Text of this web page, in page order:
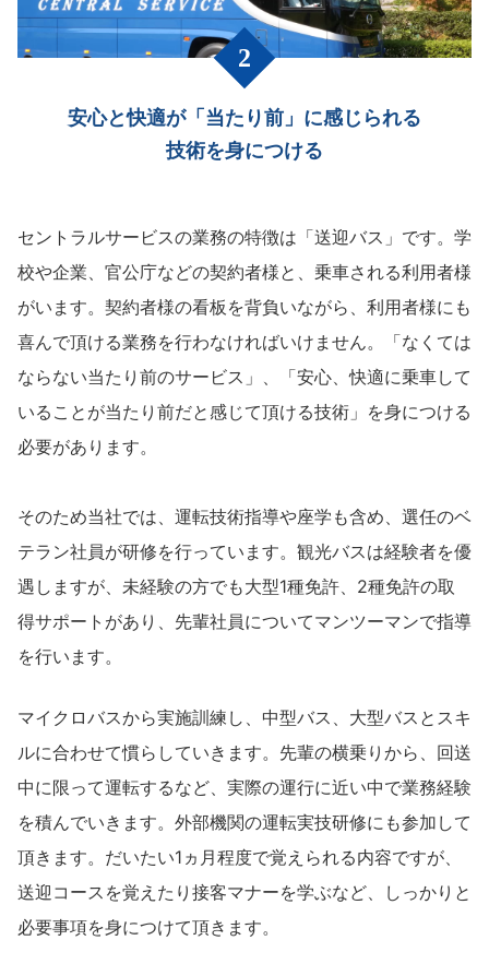
安心と快適が「当たり前」に感じられる
技術を身につける
セントラルサービスの業務の特徴は「送迎バス」です。学
校や企業、官公庁などの契約者様と、乗車される利用者様
がいます。契約者様の看板を背負いながら、利用者様にも
喜んで頂ける業務を行わなければいけません。「なくては
ならない当たり前のサービス」、「安心、快適に乗車して
いることが当たり前だと感じて頂ける技術」を身につける
必要があります。
そのため当社では、運転技術指導や座学も含め、選任のベ
テラン社員が研修を行っています。観光バスは経験者を優
遇しますが、未経験の方でも大型1種免許、2種免許の取
得サポートがあり、先輩社員についてマンツーマンで指導
を行います。
マイクロバスから実施訓練し、中型バス、大型バスとスキ
ルに合わせて慣らしていきます。先輩の横乗りから、回送
中に限って運転するなど、実際の運行に近い中で業務経験
を積んでいきます。外部機関の運転実技研修にも参加して
頂きます。だいたい1ヵ月程度で覚えられる内容ですが、
送迎コースを覚えたり接客マナーを学ぶなど、しっかりと
必要事項を身につけて頂きます。